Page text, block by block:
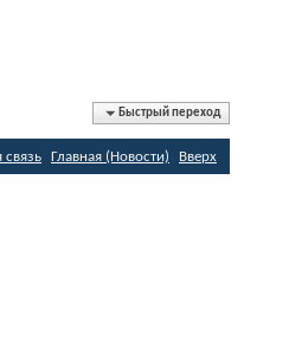
Быстрый переход
связь Главная (Новости) Вверх